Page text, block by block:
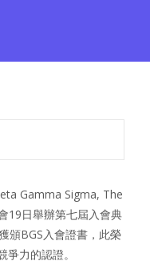
Gamma Sigma, The
19日舉辦第七屆入會典
頒BGS入會證書，此榮
力的認證。